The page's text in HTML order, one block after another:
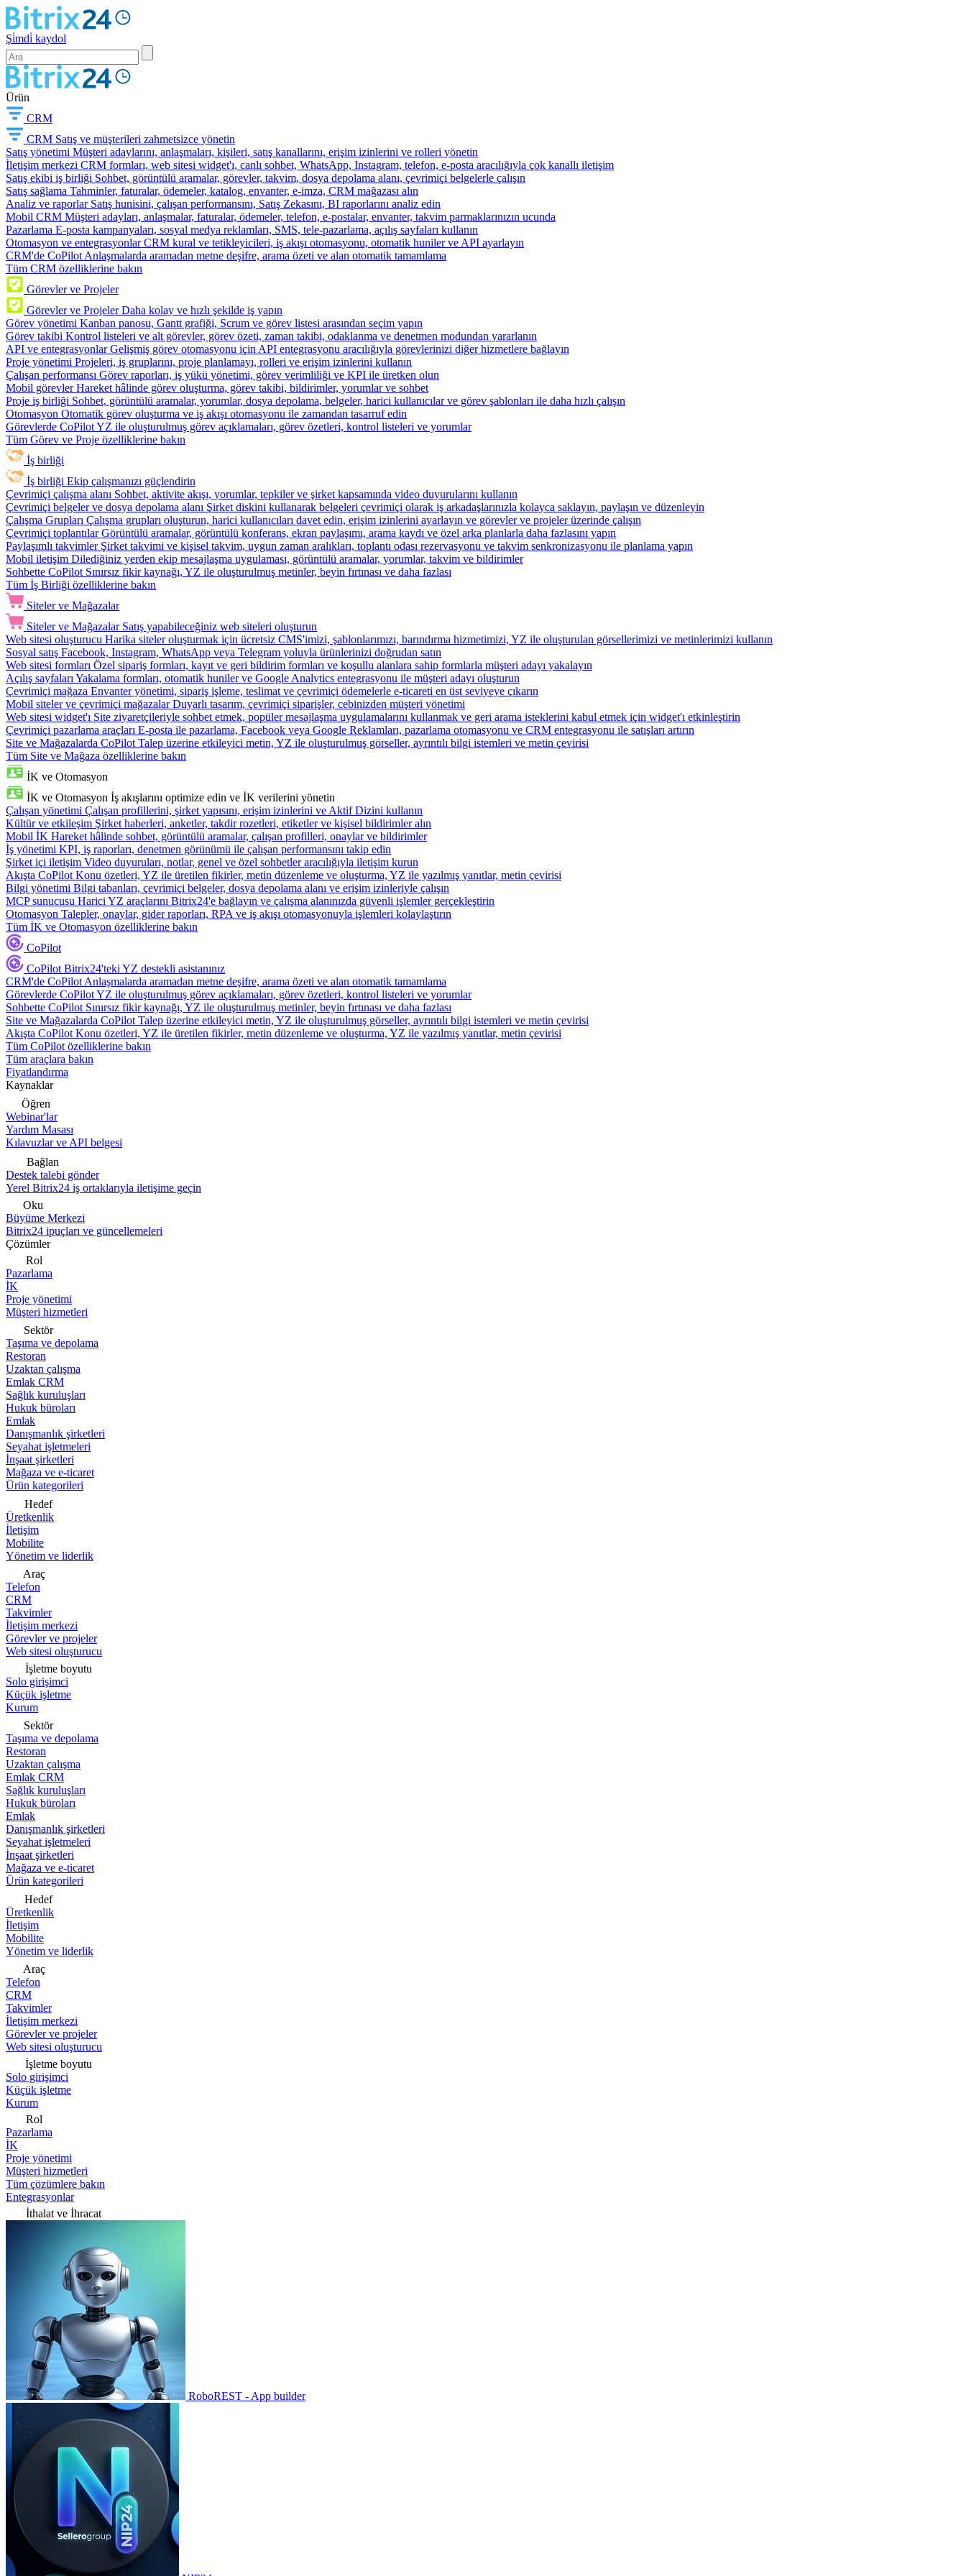
Şi̇mdi̇ kaydol
Ürün
CRM
CRM Satış ve müşterileri zahmetsizce yönetin
Satış yönetimi Müşteri adaylarını, anlaşmaları, kişileri, satış kanallarını, erişim izinlerini ve rolleri yönetin
İletişim merkezi CRM formları, web sitesi widget'ı, canlı sohbet, WhatsApp, Instagram, telefon, e-posta aracılığıyla çok kanallı iletişim
Satış ekibi iş birliği Sohbet, görüntülü aramalar, görevler, takvim, dosya depolama alanı, çevrimiçi belgelerle çalışın
Satış sağlama Tahminler, faturalar, ödemeler, katalog, envanter, e-imza, CRM mağazası alın
Analiz ve raporlar Satış hunisini, çalışan performansını, Satış Zekasını, BI raporlarını analiz edin
Mobil CRM Müşteri adayları, anlaşmalar, faturalar, ödemeler, telefon, e-postalar, envanter, takvim parmaklarınızın ucunda
Pazarlama E-posta kampanyaları, sosyal medya reklamları, SMS, tele-pazarlama, açılış sayfaları kullanın
Otomasyon ve entegrasyonlar CRM kural ve tetikleyicileri, iş akışı otomasyonu, otomatik huniler ve API ayarlayın
CRM'de CoPilot Anlaşmalarda aramadan metne deşifre, arama özeti ve alan otomatik tamamlama
Tüm CRM özelliklerine bakın
Görevler ve Projeler
Görevler ve Projeler Daha kolay ve hızlı şekilde iş yapın
Görev yönetimi Kanban panosu, Gantt grafiği, Scrum ve görev listesi arasından seçim yapın
Görev takibi Kontrol listeleri ve alt görevler, görev özeti, zaman takibi, odaklanma ve denetmen modundan yararlanın
API ve entegrasyonlar Gelişmiş görev otomasyonu için API entegrasyonu aracılığıyla görevlerinizi diğer hizmetlere bağlayın
Proje yönetimi Projeleri, iş gruplarını, proje planlamayı, rolleri ve erişim izinlerini kullanın
Çalışan performansı Görev raporları, iş yükü yönetimi, görev verimliliği ve KPI ile üretken olun
Mobil görevler Hareket hâlinde görev oluşturma, görev takibi, bildirimler, yorumlar ve sohbet
Proje iş birliği Sohbet, görüntülü aramalar, yorumlar, dosya depolama, belgeler, harici kullanıcılar ve görev şablonları ile daha hızlı çalışın
Otomasyon Otomatik görev oluşturma ve iş akışı otomasyonu ile zamandan tasarruf edin
Görevlerde CoPilotYZ ile oluşturulmuş görev açıklamaları, görev özetleri, kontrol listeleri ve yorumlar
Tüm Görev ve Proje özelliklerine bakın
İş birliği
İş birliği Ekip çalışmanızı güçlendirin
Çevrimiçi çalışma alanı Sohbet, aktivite akışı, yorumlar, tepkiler ve şirket kapsamında video duyurularını kullanın
Çevrimiçi belgeler ve dosya depolama alanı Şirket diskini kullanarak belgeleri çevrimiçi olarak iş arkadaşlarınızla kolayca saklayın, paylaşın ve düzenleyin
Çalışma Grupları Çalışma grupları oluşturun, harici kullanıcıları davet edin, erişim izinlerini ayarlayın ve görevler ve projeler üzerinde çalışın
Çevrimiçi toplantılar Görüntülü aramalar, görüntülü konferans, ekran paylaşımı, arama kaydı ve özel arka planlarla daha fazlasını yapın
Paylaşımlı takvimler Şirket takvimi ve kişisel takvim, uygun zaman aralıkları, toplantı odası rezervasyonu ve takvim senkronizasyonu ile planlama yapın
Mobil iletişim Dilediğiniz yerden ekip mesajlaşma uygulaması, görüntülü aramalar, yorumlar, takvim ve bildirimler
Sohbette CoPilot Sınırsız fikir kaynağı, YZ ile oluşturulmuş metinler, beyin fırtınası ve daha fazlası
Tüm İş Birliği özelliklerine bakın
Siteler ve Mağazalar
Siteler ve Mağazalar Satış yapabileceğiniz web siteleri oluşturun
Web sitesi oluşturucu Harika siteler oluşturmak için ücretsiz CMS'imizi, şablonlarımızı, barındırma hizmetimizi, YZ ile oluşturulan görsellerimizi ve metinlerimizi kullanın
Sosyal satış Facebook, Instagram, WhatsApp veya Telegram yoluyla ürünlerinizi doğrudan satın
Web sitesi formları Özel sipariş formları, kayıt ve geri bildirim formları ve koşullu alanlara sahip formlarla müşteri adayı yakalayın
Açılış sayfaları Yakalama formları, otomatik huniler ve Google Analytics entegrasyonu ile müşteri adayı oluşturun
Çevrimiçi mağaza Envanter yönetimi, sipariş işleme, teslimat ve çevrimiçi ödemelerle e-ticareti en üst seviyeye çıkarın
Mobil siteler ve çevrimiçi mağazalar Duyarlı tasarım, çevrimiçi siparişler, cebinizden müşteri yönetimi
Web sitesi widget'ı Site ziyaretçileriyle sohbet etmek, popüler mesajlaşma uygulamalarını kullanmak ve geri arama isteklerini kabul etmek için widget'ı etkinleştirin
Çevrimiçi pazarlama araçları E-posta ile pazarlama, Facebook veya Google Reklamları, pazarlama otomasyonu ve CRM entegrasyonu ile satışları artırın
Site ve Mağazalarda CoPilot Talep üzerine etkileyici metin, YZ ile oluşturulmuş görseller, ayrıntılı bilgi istemleri ve metin çevirisi
Tüm Site ve Mağaza özelliklerine bakın
İK ve Otomasyon
İK ve Otomasyon İş akışlarını optimize edin ve İK verilerini yönetin
Çalışan yönetimi Çalışan profillerini, şirket yapısını, erişim izinlerini ve Aktif Dizini kullanın
Kültür ve etkileşim Şirket haberleri, anketler, takdir rozetleri, etiketler ve kişisel bildirimler alın
Mobil İK Hareket hâlinde sohbet, görüntülü aramalar, çalışan profilleri, onaylar ve bildirimler
İş yönetimi KPI, iş raporları, denetmen görünümü ile çalışan performansını takip edin
Şirket içi iletişim Video duyuruları, notlar, genel ve özel sohbetler aracılığıyla iletişim kurun
Akışta CoPilot Konu özetleri, YZ ile üretilen fikirler, metin düzenleme ve oluşturma, YZ ile yazılmış yanıtlar, metin çevirisi
Bilgi yönetimi Bilgi tabanları, çevrimiçi belgeler, dosya depolama alanı ve erişim izinleriyle çalışın
MCP sunucusu Harici YZ araçlarını Bitrix24'e bağlayın ve çalışma alanınızda güvenli işlemler gerçekleştirin
Otomasyon Talepler, onaylar, gider raporları, RPA ve iş akışı otomasyonuyla işlemleri kolaylaştırın
Tüm İK ve Otomasyon özelliklerine bakın
CoPilot
CoPilot Bitrix24'teki YZ destekli asistanınız
CRM'de CoPilot Anlaşmalarda aramadan metne deşifre, arama özeti ve alan otomatik tamamlama
Görevlerde CoPilotYZ ile oluşturulmuş görev açıklamaları, görev özetleri, kontrol listeleri ve yorumlar
Sohbette CoPilot Sınırsız fikir kaynağı, YZ ile oluşturulmuş metinler, beyin fırtınası ve daha fazlası
Site ve Mağazalarda CoPilot Talep üzerine etkileyici metin, YZ ile oluşturulmuş görseller, ayrıntılı bilgi istemleri ve metin çevirisi
Akışta CoPilot Konu özetleri, YZ ile üretilen fikirler, metin düzenleme ve oluşturma, YZ ile yazılmış yanıtlar, metin çevirisi
Tüm CoPilot özelliklerine bakın
Tüm araçlara bakın
Fiyatlandırma
Kaynaklar
Öğren
Webinar'lar
Yardım Masası
Kılavuzlar ve API belgesi
Bağlan
Destek talebi gönder
Yerel Bitrix24 iş ortaklarıyla iletişime geçin
Oku
Büyüme Merkezi
Bitrix24 ipuçları ve güncellemeleri
Çözümler
Rol
Pazarlama
İK
Proje yönetimi
Müşteri hizmetleri
Sektör
Taşıma ve depolama
Restoran
Uzaktan çalışma
Emlak CRM
Sağlık kuruluşları
Hukuk büroları
Emlak
Danışmanlık şirketleri
Seyahat işletmeleri
İnşaat şirketleri
Mağaza ve e-ticaret
Ürün kategorileri
Hedef
Üretkenlik
İletişim
Mobilite
Yönetim ve liderlik
Araç
Telefon
CRM
Takvimler
İletişim merkezi
Görevler ve projeler
Web sitesi oluşturucu
İşletme boyutu
Solo girişimci
Küçük işletme
Kurum
Sektör
Taşıma ve depolama
Restoran
Uzaktan çalışma
Emlak CRM
Sağlık kuruluşları
Hukuk büroları
Emlak
Danışmanlık şirketleri
Seyahat işletmeleri
İnşaat şirketleri
Mağaza ve e-ticaret
Ürün kategorileri
Hedef
Üretkenlik
İletişim
Mobilite
Yönetim ve liderlik
Araç
Telefon
CRM
Takvimler
İletişim merkezi
Görevler ve projeler
Web sitesi oluşturucu
İşletme boyutu
Solo girişimci
Küçük işletme
Kurum
Rol
Pazarlama
İK
Proje yönetimi
Müşteri hizmetleri
Tüm çözümlere bakın
Entegrasyonlar
İthalat ve İhracat
RoboREST - App builder